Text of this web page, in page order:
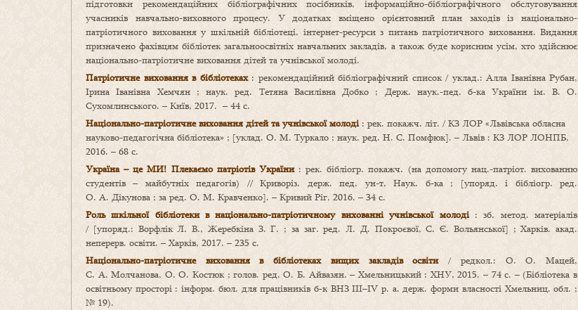
підготовки рекомендаційних бібліографічних посібників, інформаційно-бібліографічного обслуговування
учасників навчально-виховного процесу. У додатках вміщено орієнтовний план заходів із національно-
патріотичного виховання у шкільній бібліотеці, інтернет-ресурси з питань патріотичного виховання. Видання
призначено фахівцям бібліотек загальноосвітніх навчальних закладів, а також буде корисним усім, хто здійснює
національно-патріотичне виховання дітей та учнівської молоді.
Патріотичне виховання в бібліотеках: рекомендаційний бібліографічний список / уклад.: Алла Іванівна Рубан,
Ірина Іванівна Хемчян ; наук. ред. Тетяна Василівна Добко ; Держ. наук.-пед. б-ка України ім. В. О.
Сухомлинського. – Київ, 2017. – 44 с.
Національно-патріотичне виховання дітей та учнівської молоді : рек. покажч. літ. / КЗ ЛОР «Львівська обласна
науково-педагогічна бібліотека» ; [уклад. О. М. Туркало ; наук. ред. Н. С. Помфюк]. – Львів : КЗ ЛОР ЛОНПБ,
2016. – 68 с.
Україна – це МИ! Плекаємо патріотів України : рек. бібліогр. покажч. (на допомогу нац.-патріот. вихованню
студентів – майбутніх педагогів) // Криворіз. держ. пед. ун-т, Наук. б-ка ; [упоряд. і бібліогр. ред.
О. А. Дікунова ; за ред. О. М. Кравченко]. – Кривий Ріг, 2016. – 34 с.
Роль шкільної бібліотеки в національно-патріотичному вихованні учнівської молоді: зб. метод. матеріалів
/ [упоряд.: Ворфлік Л. В., Жеребкіна З. Г. ; за заг. ред. Л. Д. Покроєвої, С. Є. Вольянської] ; Харків. акад.
неперерв. освіти. – Харків, 2017. – 235 с.
Національно-патріотичне виховання в бібліотеках вищих закладів освіти
/ редкол.: О. О. Мацей,
С. А. Молчанова, О. О. Костюк ; голов. ред. О. Б. Айвазян. – Хмельницький : ХНУ, 2015. – 74 с. – (Бібліотека в
освітньому просторі : інформ. бюл. для працівників б‑к ВНЗ ІІІ–IV р. а. держ. форми власності Хмельниц. обл. ;
№ 19).